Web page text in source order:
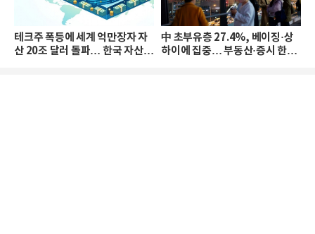
테크주 폭등에 세계 억만장자 자
산 20조 달러 돌파… 한국 자산
中 초부유층 27.4%, 베이징·상
하이에 집중… 부동산·증시 한파